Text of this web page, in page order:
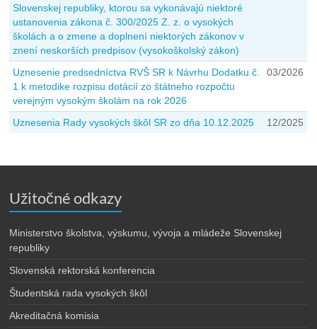
Slovenskej republiky, ktorou sa vykonávajú niektoré
ustanovenia zákona č. 300/2025 Z. z. o vysokých
školách a o zmene a doplnení niektorých zákonov v
znení neskorších predpisov (vysokoškolský zákon)
Uznesenie predsedníctva RVŠ SR k Návrhu Dodatku č.
1 k metodike rozpisu dotácií zo štátneho rozpočtu
verejným vysokým školám na rok 2026
03/2026
Uznesenia Rady vysokých škôl SR zo dňa 10.12.2025 12/2025
Užitočné odkazy
Ministerstvo školstva, výskumu, vývoja a mládeže Slovenskej
republiky
Slovenská rektorská konferencia
Študentská rada vysokých škôl
Akreditačná komisia